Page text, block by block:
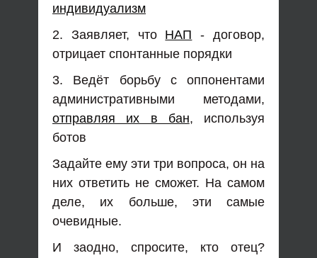
индивидуализм
2. Заявляет, что НАП - договор,
отрицает спонтанные порядки
3. Ведёт борьбу с оппонентами
административными методами,
отправляя их в бан, используя
ботов
Задайте ему эти три вопроса, он на
них ответить не сможет. На самом
деле, их больше, эти самые
очевидные.
И заодно, спросите, кто отец?